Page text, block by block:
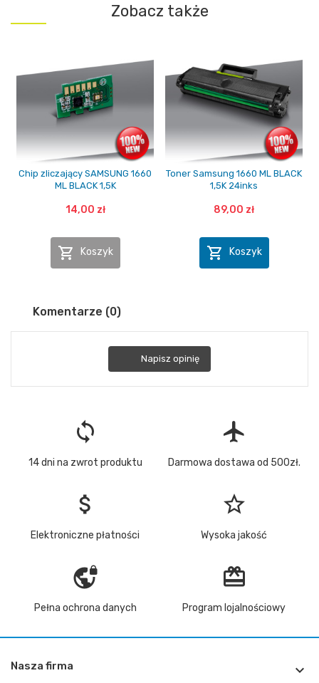
Zobacz także
Chip zliczający SAMSUNG 1660
ML BLACK 1,5K
14,00 zł
 Koszyk
Toner Samsung 1660 ML BLACK
1,5K 24inks
89,00 zł
 Koszyk
Komentarze (0)
Napisz opinię
loop
14 dni na zwrot produktu
flight
Darmowa dostawa od 500zł.
attach_money
Elektroniczne płatności
star_border
Wysoka jakość
vpn_lock
Pełna ochrona danych
redeem
Program lojalnościowy
Nasza firma 